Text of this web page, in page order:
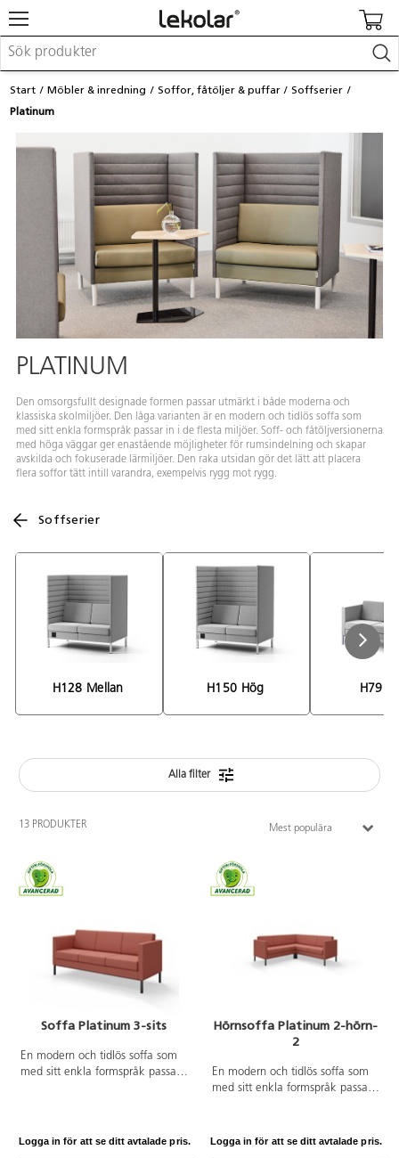
Möbler & inredning
Lekplatsutrustning & utemiljö
Barnvagnar & småbarnsartiklar
Skolförbrukning & kontorsmaterial
Logga in / Registrera dig
Hitta din säljare
Kontakta Lekolar
Start Möbler & inredning Soffor, fåtöljer & puffar
Soffserier
Platinum
PLATINUM
Den omsorgsfullt designade formen passar utmärkt i både moderna och
klassiska skolmiljöer. Den låga varianten är en modern och tidlös soffa som
med sitt enkla formspråk passar in i de flesta miljöer. Soff- och fåtöljversionerna
med höga väggar ger enastående möjligheter för rumsindelning och skapar
avskilda och fokuserade lärmiljöer. Den raka utsidan gör det lätt att placera
flera soffor tätt intill varandra, exempelvis rygg mot rygg.
Soffserier
H128 Mellan H150 Hög H79
Alla filter
13 PRODUKTER Mest populära
Soffa Platinum 3-sits
En modern och tidlös soffa som
med sitt enkla formspråk passar
exempelvis rygg mot rygg.
Logga in för att se ditt avtalade pris.
Hörnsoffa Platinum 2-hörn-
2
En modern och tidlös soffa som
med sitt enkla formspråk passar
kallskum. Stativ i pulverlackad
Logga in för att se ditt avtalade pris.